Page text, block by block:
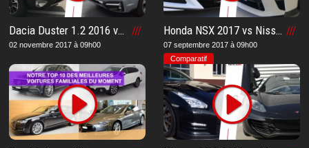
Dacia Duster 1.2 2016 vs Subaru Forester 2.0i 2017 : Notre comparatif et notre avis après notre essai sur le meilleur SUV
02 novembre 2017 à 09h00
Honda NSX 2017 vs Nissan GTR 2017 : Notre comparatif et notre avis après notre essai sur la meilleure supercar japonaise
07 septembre 2017 à 09h00
Comparatif